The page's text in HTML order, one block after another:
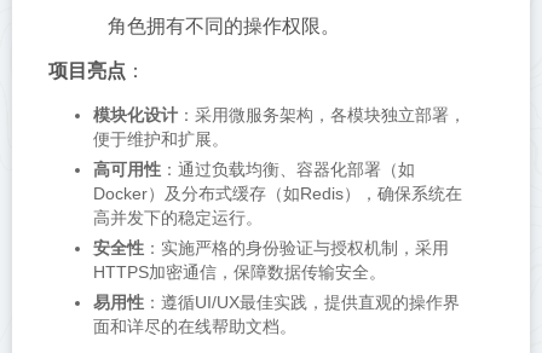
角色拥有不同的操作权限。
项目亮点 ：
模块化设计：采用微服务架构，各模块独立部署，
便于维护和扩展。
高可用性：通过负载均衡、容器化部署（如
Docker）及分布式缓存（如Redis），确保系统在
高并发下的稳定运行。
安全性：实施严格的身份验证与授权机制，采用
HTTPS加密通信，保障数据传输安全。
易用性：遵循UI/UX最佳实践，提供直观的操作界
面和详尽的在线帮助文档。